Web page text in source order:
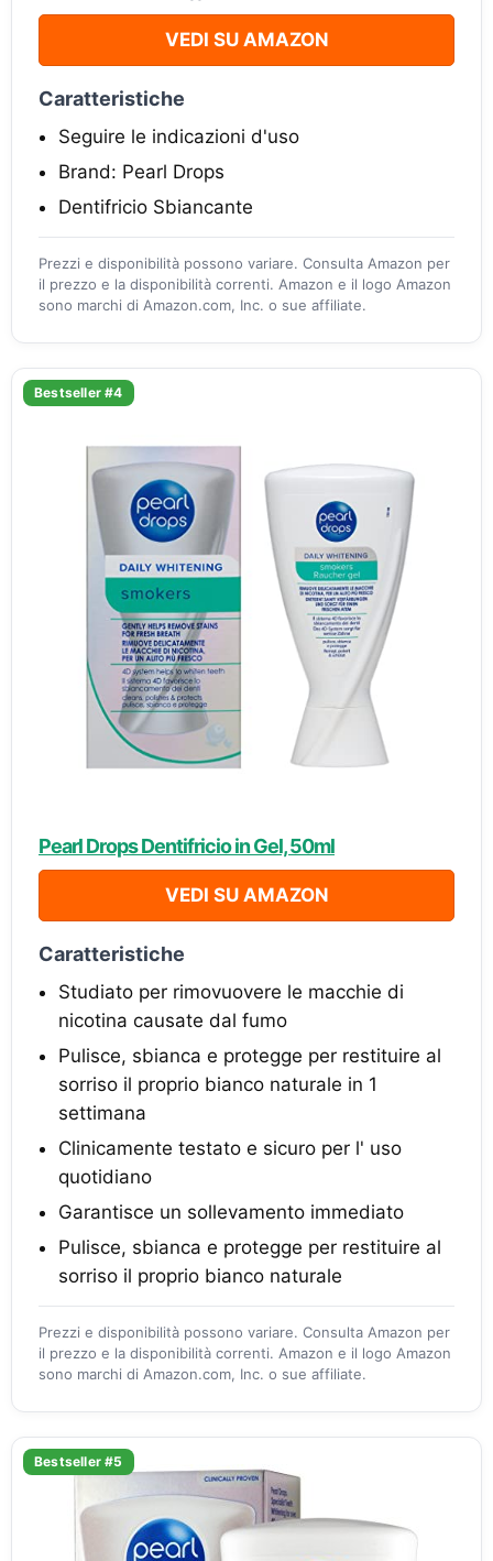
VEDI SU AMAZON
Caratteristiche
Seguire le indicazioni d'uso
Brand: Pearl Drops
Dentifricio Sbiancante
Prezzi e disponibilità possono variare. Consulta Amazon per
il prezzo e la disponibilità correnti. Amazon e il logo Amazon
sono marchi di Amazon.com, Inc. o sue affiliate.
Bestseller #4
Pearl Drops Dentifricio in Gel, 50ml
VEDI SU AMAZON
Caratteristiche
Studiato per rimovuovere le macchie di
nicotina causate dal fumo
Pulisce, sbianca e protegge per restituire al
sorriso il proprio bianco naturale in 1
settimana
Clinicamente testato e sicuro per l' uso
quotidiano
Garantisce un sollevamento immediato
Pulisce, sbianca e protegge per restituire al
sorriso il proprio bianco naturale
Prezzi e disponibilità possono variare. Consulta Amazon per
il prezzo e la disponibilità correnti. Amazon e il logo Amazon
sono marchi di Amazon.com, Inc. o sue affiliate.
Bestseller #5